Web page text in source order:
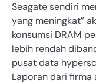
Seagate sendiri
yang meningkat”
konsumsi DRAM
lebih rendah
pusat data
Laporan dari firma